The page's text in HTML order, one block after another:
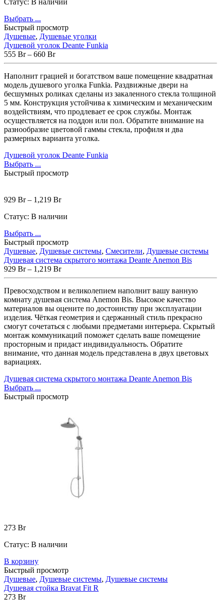
Статус: В наличии
Выбрать ...
Быстрый просмотр
Душевые, Душевые уголки
Душевой уголок Deante Funkia
555 Br– 660 Br
Наполнит грацией и богатством ваше помещение квадратная
модель душевого уголка Funkia. Раздвижные двери на
бесшумных роликах сделаны из закаленного стекла толщиной
5 мм. Конструкция устойчива к химическим и механическим
воздействиям, что продлевает ее срок службы. Монтаж
осуществляется на поддон или пол. Обратите внимание на
разнообразие цветовой гаммы стекла, профиля и два
размерных варианта уголка.
Душевой уголок Deante Funkia
Выбрать ...
Быстрый просмотр
929 Br– 1,219 Br
Статус: В наличии
Выбрать ...
Быстрый просмотр
Душевые, Душевые системы, Смесители, Душевые системы
Душевая система скрытого монтажа Deante Anemon Bis
929 Br– 1,219 Br
Превосходством и великолепием наполнит вашу ванную
комнату душевая система Anemon Bis. Высокое качество
материалов вы оцените по достоинству при эксплуатации
изделия. Чёткая геометрия и сдержанный стиль прекрасно
смогут сочетаться с любыми предметами интерьера. Скрытый
монтаж коммуникаций поможет сделать ваше помещение
просторным и придаст индивидуальность. Обратите
внимание, что данная модель представлена в двух цветовых
вариациях.
Душевая система скрытого монтажа Deante Anemon Bis
Выбрать ...
Быстрый просмотр
273 Br
Статус: В наличии
В корзину
Быстрый просмотр
Душевые, Душевые системы, Душевые системы
Душевая стойка Bravat Fit R
273 Br